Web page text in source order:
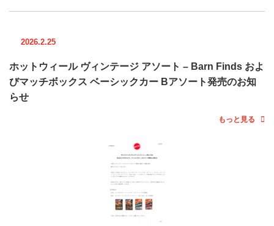
2026.2.25
ホットウィール ヴィンテージ アソート – Barn Finds およ
びマッチボックス ベーシックカー Bアソート発売のお知
らせ
もっと見る